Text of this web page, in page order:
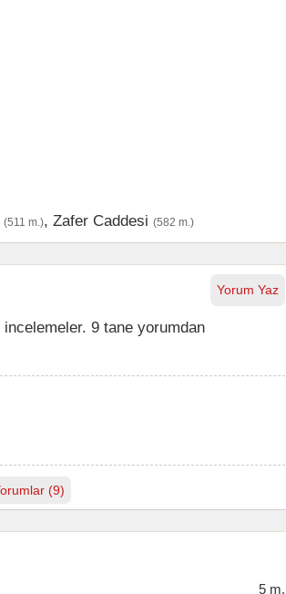
(511 m.), Zafer Caddesi (582 m.)
Yorum Yaz
9 tane yorumdan
(9)
5 m.